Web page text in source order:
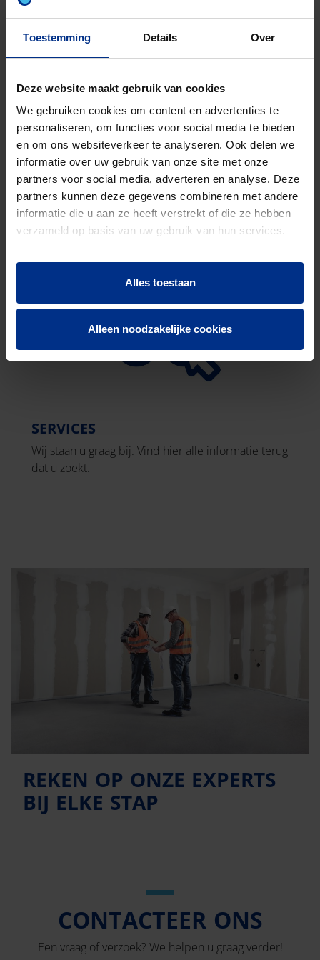
Toestemming Details Over
Deze website maakt gebruik van cookies
We gebruiken cookies om content en advertenties te
personaliseren, om functies voor social media te bieden
en om ons websiteverkeer te analyseren. Ook delen we
informatie over uw gebruik van onze site met onze
partners voor social media, adverteren en analyse. Deze
partners kunnen deze gegevens combineren met andere
informatie die u aan ze heeft verstrekt of die ze hebben
verzameld op basis van uw gebruik van hun services.
Alles toestaan
Alleen noodzakelijke cookies
BINNENRIOLERING
Pipelife biedt de sanitair installateur een breed
gamma afvoersystemen. Van klassieke tot
geluidsabsorberende toepassingen. Reken op
duurzame en innovatieve oplossingen voor een
veilige en discrete afvoer van afvalwater.
SERVICES
Wij staan u graag bij. Vind hier alle informatie terug
dat u zoekt.
REKEN OP ONZE EXPERTS
BIJ ELKE STAP
CONTACTEER ONS
Een vraag of verzoek? We helpen u graag verder!